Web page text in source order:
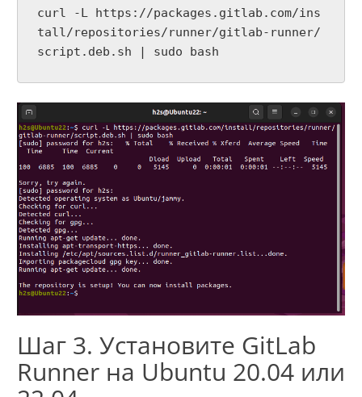
curl -L https://packages.gitlab.com/ins
tall/repositories/runner/gitlab-runner/
script.deb.sh | sudo bash
Шаг 3. Установите GitLab
Runner на Ubuntu 20.04 или